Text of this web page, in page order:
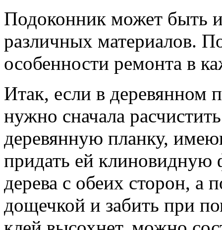
Подоконник может быть
различных материалов.
особенности ремонта в
Итак, если в деревянном
нужно сначала
деревянную планку,
придать ей клиновидную
дерева с обеих сторон, а
дощечкой и забить при